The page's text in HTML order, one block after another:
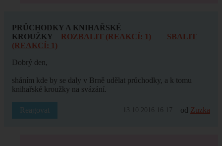
PRŮCHODKY A KNIHAŘSKÉ
KROUŽKY
ROZBALIT (REAKCÍ: 1)
SBALIT
(REAKCÍ: 1)
Dobrý den,
sháním kde by se daly v Brně udělat průchodky, a k tomu
knihařské kroužky na svázání.
Reagovat 13.10.2016 16:17 od Zuzka